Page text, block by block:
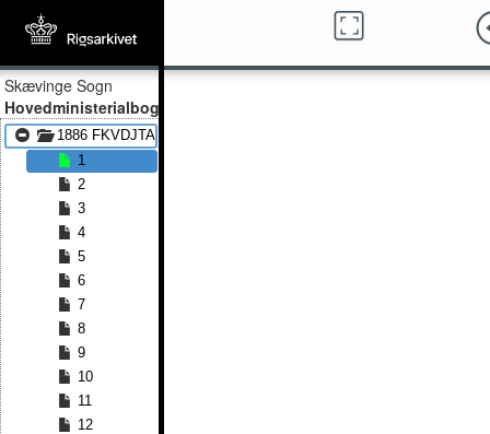
Skævinge Sogn
Hovedministerialbog
1886 FKVDJTA - 1891 FKVDJTA
1
2
3
4
5
6
7
8
9
10
11
12